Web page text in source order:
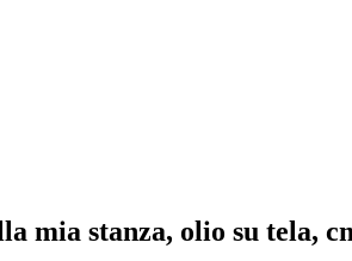
mia stanza, olio su tela,